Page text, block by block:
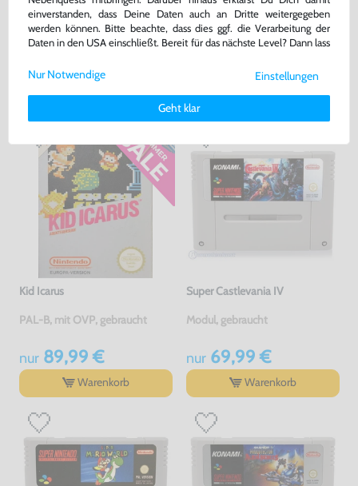
Warenkorb Warenkorb
DAS HABEN ANDERE DAZU
GEKAUFT
Kid Icarus
PAL-B, mit OVP, gebraucht
nur89,99 €
Warenkorb
Super Castlevania IV
Modul, gebraucht
nur69,99 €
Warenkorb
einverstanden, dass Deine Daten auch an Dritte weitergegeben
werden können. Bitte beachte, dass dies ggf. die Verarbeitung der
Daten in den USA einschließt. Bereit für das nächste Level? Dann lass
Weitere Informationen zu den von uns verwendeten Cookies und
Deinen Rechten als Nutzer findest Du in unsererDaten­schutz­
Impressum.
Einstellungen
Geht klar
Nur Notwendige